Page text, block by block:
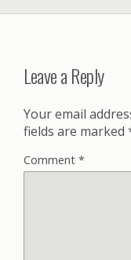
Leave a Reply
Your email
fields are marked
Comment *